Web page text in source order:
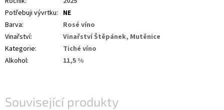
Související produkty
Potřebuji vývrtku: NE
Barva:
Rosé víno
Vinařství:
Vinařství Štěpánek, Mutěnice
Kategorie:
Tiché víno
Alkohol: 11,5 %